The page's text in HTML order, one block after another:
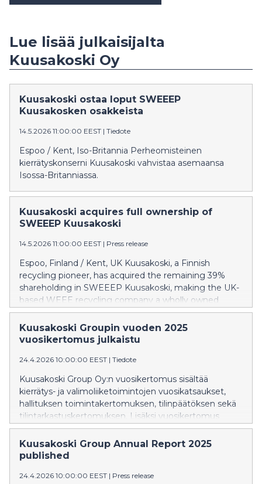
Lue lisää julkaisijalta
Kuusakoski Oy
Kuusakoski ostaa loput SWEEEP
Kuusakosken osakkeista
14.5.2026 11:00:00 EEST | Tiedote
Espoo / Kent, Iso-Britannia Perheomisteinen
kierrätyskonserni Kuusakoski vahvistaa asemaansa
Isossa-Britanniassa.
Kuusakoski acquires full ownership of
SWEEEP Kuusakoski
14.5.2026 11:00:00 EEST | Press release
Espoo, Finland / Kent, UK Kuusakoski, a Finnish
recycling pioneer, has acquired the remaining 39%
shareholding in SWEEEP Kuusakoski, making the UK-
based WEEE recycling company a wholly owned
subsidiary of Kuusakoski Oy. Kuusakoski previously
held a 61% majority stake.
Kuusakoski Groupin vuoden 2025
vuosikertomus julkaistu
24.4.2026 10:00:00 EEST | Tiedote
Kuusakoski Group Oy:n vuosikertomus sisältää
kierrätys- ja valimoliiketoimintojen vuosikatsaukset,
hallituksen toimintakertomuksen, tilinpäätöksen sekä
tilintarkastuskertomuksen. Lisäksi vuosikertomus
sisältää teemaosion ja laajan vastuullisuusraportin.
Kuusakoski Group Annual Report 2025
published
24.4.2026 10:00:00 EEST | Press release